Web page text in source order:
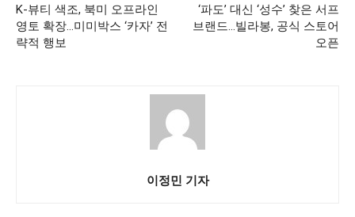
K-뷰티 색조, 북미 오프라인
영토 확장…미미박스 ‘카자’ 전
략적 행보
‘파도’ 대신 ‘성수’ 찾은 서프
브랜드…빌라봉, 공식 스토어
오픈
이정민 기자